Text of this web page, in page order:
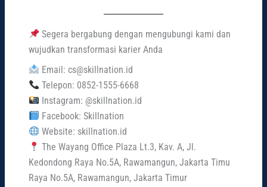
Segera bergabung dengan mengubungi kami dan
wujudkan transformasi karier Anda
Email: cs@skillnation.id
Telepon: 0852-1555-6668
Instagram: @skillnation.id
Facebook: Skillnation
Website: skillnation.id
The Wayang Office Plaza Lt.3, Kav. A, Jl.
Kedondong Raya No.5A, Rawamangun, Jakarta Timu
Raya No.5A, Rawamangun, Jakarta Timur